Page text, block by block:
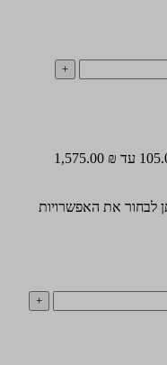
לבחור את האפשרויות